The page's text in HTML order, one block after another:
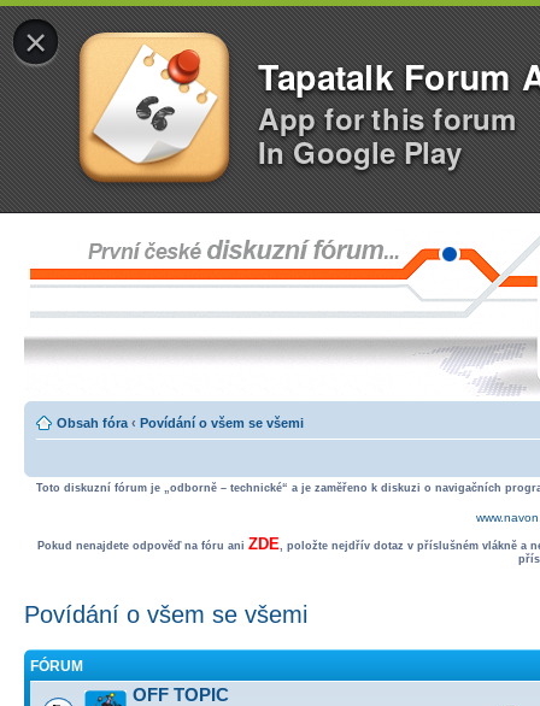
×
Tapatalk Forum
App for this forum
In Google Play
Obsah fóra ‹ Povídání o všem se všemi
Toto diskuzní fórum je „odborně – technické“ a je zaměřeno k diskuzi o navigačních
Pokud nenajdete odpověď na fóru ani ZDE, položte nejdřív dotaz v příslušném vlákně a
Povídání o všem se všemi
FÓRUM
OFF TOPIC